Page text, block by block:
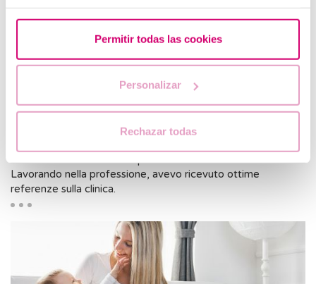
Permitir todas las cookies
Personalizar
Rechazar todas
Esperienze reali: “Ho deciso che avrei inseguito il
mio sogno di essere madre, anche se da sola”
Dopo 6 trasferimenti falliti nella clinica dove lavoravo, il mio
Lavorando nella professione, avevo ricevuto ottime
referenze sulla clinica.